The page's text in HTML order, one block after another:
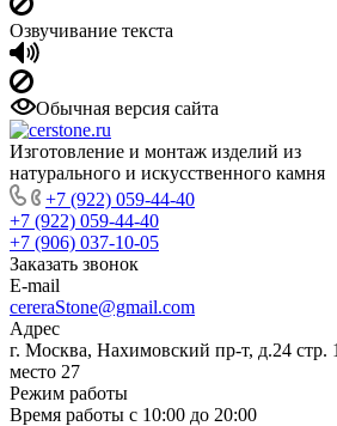
Озвучивание текста
Обычная версия сайта
Изготовление и монтаж изделий из
натурального и искусственного камня
+7 (922) 059-44-40
+7 (922) 059-44-40
+7 (906) 037-10-05
Заказать звонок
E-mail
cereraStone@gmail.com
Адрес
г. Москва, Нахимовский пр-т, д.24 стр.
место 27
Режим работы
Время работы с 10:00 до 20:00